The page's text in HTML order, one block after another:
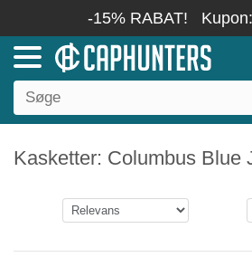
-15% RABAT! Kupon:
Kasketter: Columbus Blue